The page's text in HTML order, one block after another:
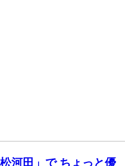
河田」で ちょっと優